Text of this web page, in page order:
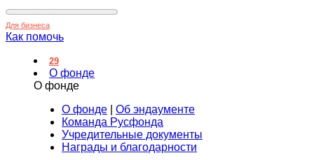
Для бизнеса
Как помочь
29
О фонде
О фонде
О фонде
Об эндаументе
Команда Русфонда
Учредительные документы
Награды и благодарности